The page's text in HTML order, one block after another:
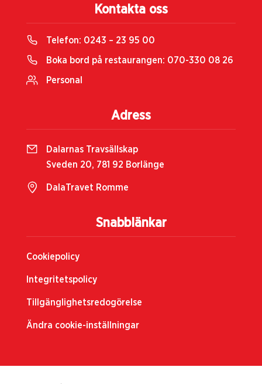
Snabblänkar
Cookiepolicy
Integritetspolicy
Tillgänglighetsredogörelse
Ändra cookie-inställningar
Kontakta oss
Telefon: 0243 – 23 95 00
Boka bord på restaurangen: 070-330 08 26
Personal
Adress
Dalarnas Travsällskap
Sveden 20, 781 92 Borlänge
DalaTravet Romme